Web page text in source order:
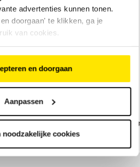
advertenties kunnen tonen.
doorgaan' te klikken, ga je
van cookies.
en doorgaan
Aanpassen
noodzakelijke cookies